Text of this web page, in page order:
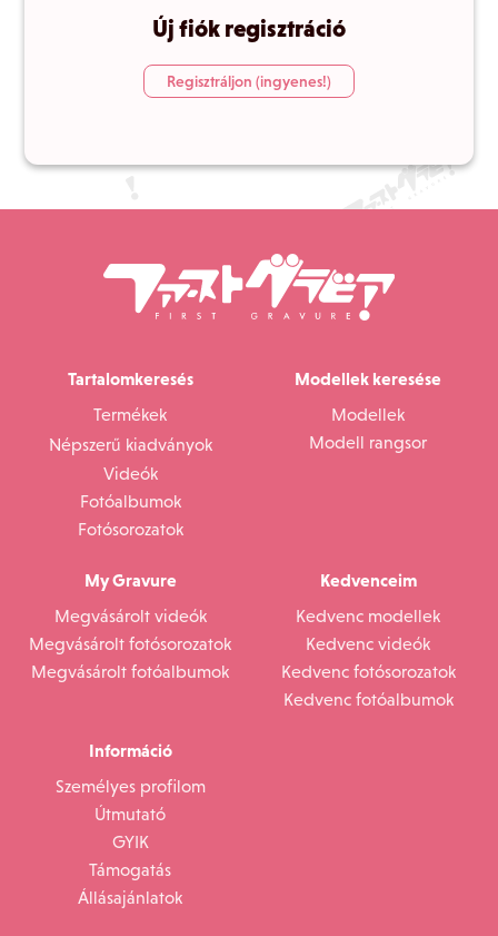
Új fiók regisztráció
Regisztráljon (ingyenes!)
Tartalomkeresés
Termékek
Népszerű kiadványok
Videók
Fotóalbumok
Fotósorozatok
Modellek keresése
Modellek
Modell rangsor
My Gravure
Megvásárolt videók
Megvásárolt fotósorozatok
Megvásárolt fotóalbumok
Kedvenceim
Kedvenc modellek
Kedvenc videók
Kedvenc fotósorozatok
Kedvenc fotóalbumok
Információ
Személyes profilom
Útmutató
GYIK
Támogatás
Állásajánlatok